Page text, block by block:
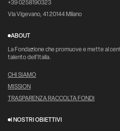
+39 0258190323
Via Vigevano, 41 20144 Milano
ABOUT
La Fondazione che promuove e mette al
talento dell’Italia.
CHI SIAMO
MISSION
TRASPARENZA RACCOLTA FONDI
I NOSTRI OBIETTIVI